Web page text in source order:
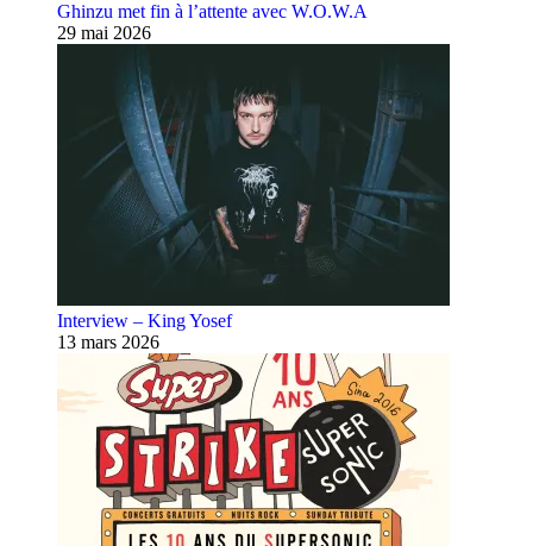
Ghinzu met fin à l’attente avec W.O.W.A
29 mai 2026
Interview – King Yosef
13 mars 2026